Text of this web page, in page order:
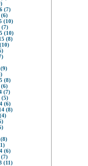
(7)
(6)
(10)
(7)
(10)
(8)
(8)
(6)
(7)
(5)
(6)
(8)
(6)
(7)
(11)